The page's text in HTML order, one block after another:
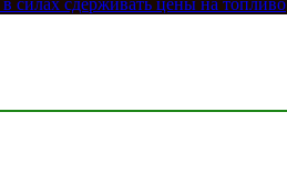
силах сдерживать цены на топливо